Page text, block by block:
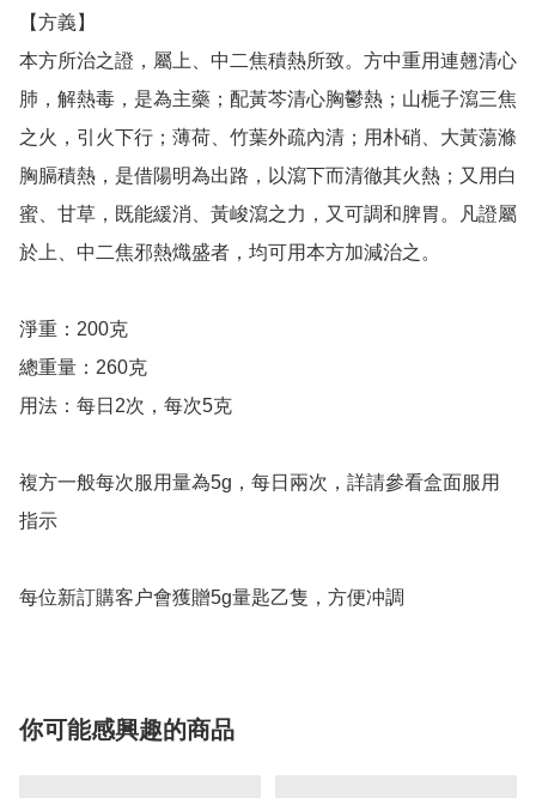
【方義】
本方所治之證，屬上、中二焦積熱所致。方中重用連翹清心
肺，解熱毒，是為主藥；配黃芩清心胸鬱熱；山梔子瀉三焦
之火，引火下行；薄荷、竹葉外疏內清；用朴硝、大黃蕩滌
胸膈積熱，是借陽明為出路，以瀉下而清徹其火熱；又用白
蜜、甘草，既能緩消、黃峻瀉之力，又可調和脾胃。凡證屬
於上、中二焦邪熱熾盛者，均可用本方加減治之。
淨重：200克
總重量：260克
用法：每日2次，每次5克
複方一般每次服用量為5g，每日兩次，詳請參看盒面服用
指示
每位新訂購客户會獲贈5g量匙乙隻，方便冲調
你可能感興趣的商品